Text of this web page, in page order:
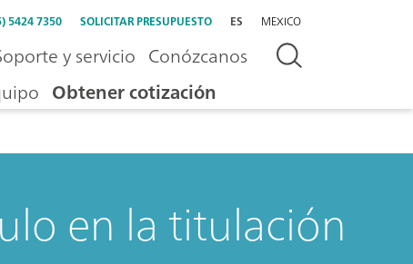
5424 7350 SOLICITAR PRESUPUESTO ES MEXICO
y servicio Conózcanos
Obtener cotización
en la titulación